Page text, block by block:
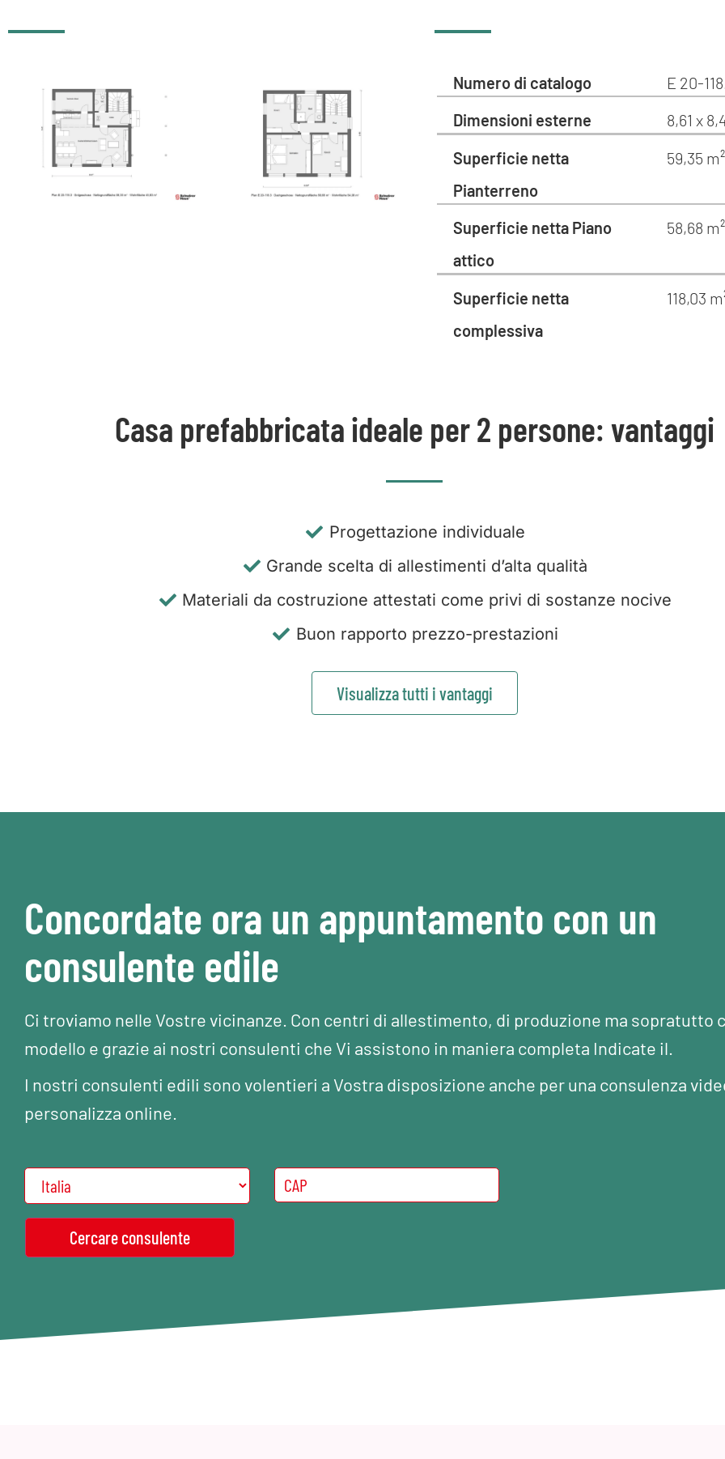
Numero di catalogo
E 20-
Dimensioni esterne
8,61 x
Superficie netta
Pianterreno
59,35 m²
Superficie netta Piano
attico
58,68 m²
Superficie netta
complessiva
118,03
Casa prefabbricata ideale per 2 persone: vantaggi
Progettazione individuale
Grande scelta di allestimenti d’alta qualità
Materiali da costruzione attestati come privi di sostanze nocive
Buon rapporto prezzo-prestazioni
Visualizza tutti i vantaggi
Concordate ora un appuntamento con un
consulente edile
Ci troviamo nelle Vostre vicinanze. Con centri di allestimento, di produzione ma sopratutto
modello e grazie ai nostri consulenti che Vi assistono in maniera completa Indicate il.
I nostri consulenti edili sono volentieri a Vostra disposizione anche per una consulenza
personalizza online.